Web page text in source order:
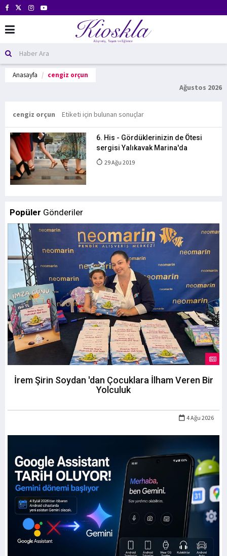
Anasayfa cengiz orçun
Ağustos 2026
cengiz orçun Etiketi için bulunan sonuçlar
6. His - Gördüklerinizin de Ötesi
sergisi Yalıkavak Marina'da
29 Ağu 2019
Popüler Gönderiler
İrem Şirin Soydan 'dan Çocuklara İlham Veren Bir
Yolculuk
4 Ağu 2026